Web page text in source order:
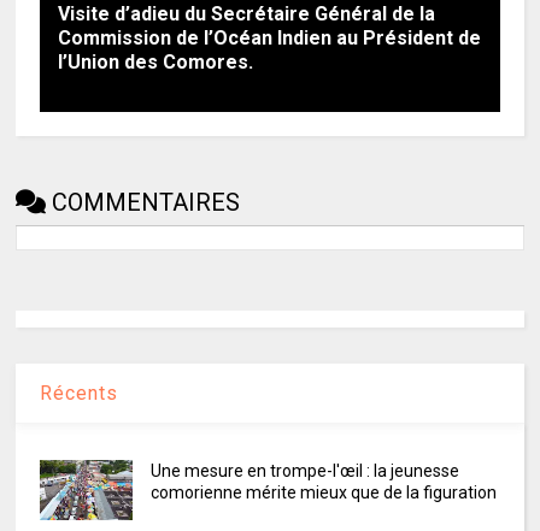
Visite d’adieu du Secrétaire Général de la
Commission de l’Océan Indien au Président de
l’Union des Comores.
COMMENTAIRES
Récents
Une mesure en trompe-l'œil : la jeunesse
comorienne mérite mieux que de la figuration